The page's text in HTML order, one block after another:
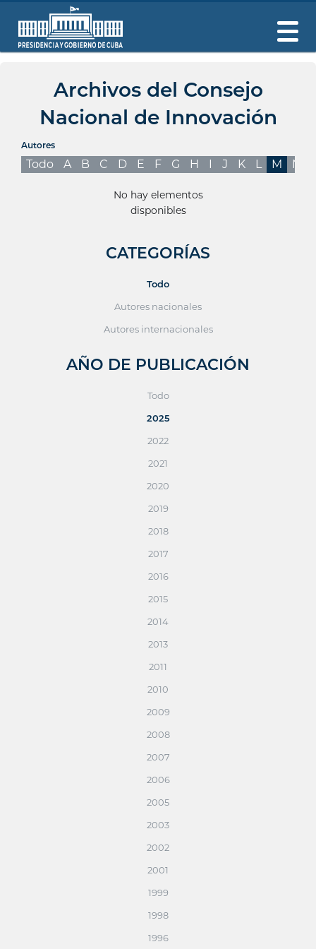
Archivos del Consejo
Nacional de Innovación
Autores
Todo A B C D E F G H I J K L M N
No hay elementos
disponibles
CATEGORÍAS
Todo
Autores nacionales
Autores internacionales
AÑO DE PUBLICACIÓN
Todo
2025
2022
2021
2020
2019
2018
2017
2016
2015
2014
2013
2011
2010
2009
2008
2007
2006
2005
2003
2002
2001
1999
1998
1996